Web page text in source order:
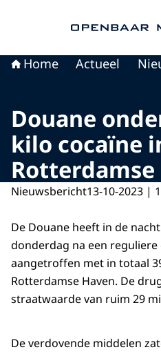
Home Actueel
Douane
kilo cocaïne
Rotterdamse
Nieuwsbericht13-10-2023 |
De Douane heeft in de
donderdag na een
aangetroffen met in totaal
Rotterdamse Haven. De
straatwaarde van ruim 29
De verdovende middelen